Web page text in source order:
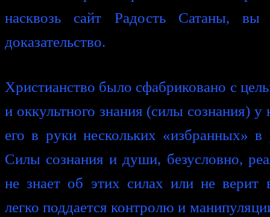
насквозь сайт Радость Сатаны,
доказательство.
Христианство было сфабриковано с
и оккультного знания (силы сознания) у
его в руки нескольких «избранных» в
Силы сознания и души, безусловно,
не знает об этих силах или не верит
легко поддается контролю и